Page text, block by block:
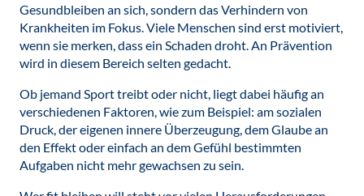
Gesundbleiben an sich, sondern das Verhindern von
Krankheiten im Fokus. Viele Menschen sind erst motiviert,
wenn sie merken, dass ein Schaden droht. An Prävention
wird in diesem Bereich selten gedacht.
Ob jemand Sport treibt oder nicht, liegt dabei häufig an
verschiedenen Faktoren, wie zum Beispiel: am sozialen
Druck, der eigenen innere Überzeugung, dem Glaube an
den Effekt oder einfach an dem Gefühl bestimmten
Aufgaben nicht mehr gewachsen zu sein.